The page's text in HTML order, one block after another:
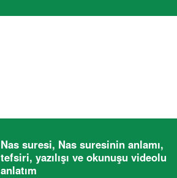
Nas suresi, Nas suresinin anlamı,
tefsiri, yazılışı ve okunuşu videolu
anlatım